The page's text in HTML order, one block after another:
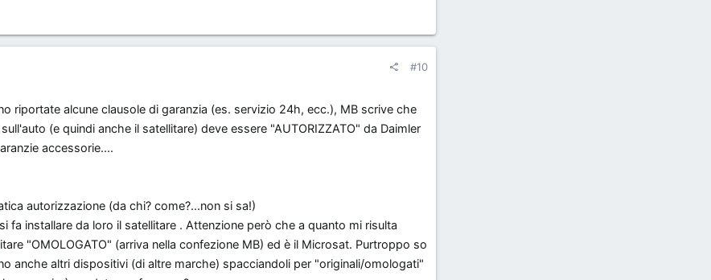
#10
riportate alcune clausole di garanzia (es. servizio 24h, ecc.), MB scrive che
(e quindi anche il satellitare) deve essere "AUTORIZZATO" da Daimler
accessorie....
autorizzazione (da chi? come?...non si sa!)
fa installare da loro il satellitare . Attenzione però che a quanto mi risulta
"OMOLOGATO" (arriva nella confezione MB) ed è il Microsat. Purtroppo so
anche altri dispositivi (di altre marche) spacciandoli per "originali/omologati"